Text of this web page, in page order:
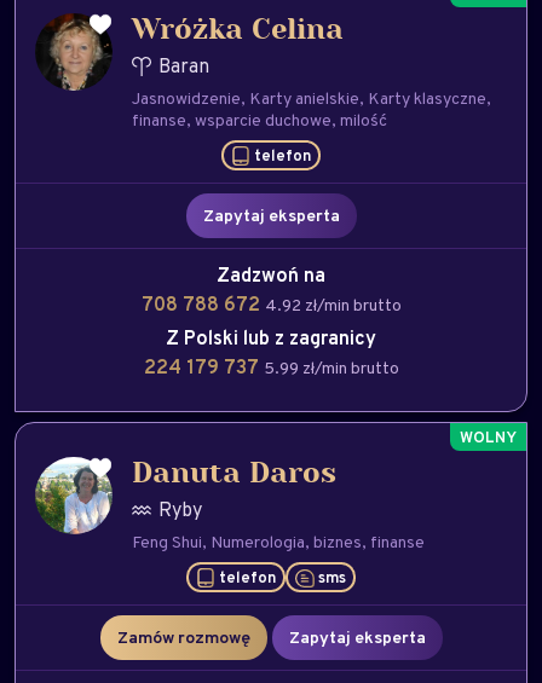
Wróżka Celina
Baran
Jasnowidzenie Karty anielskie Karty klasyczne
finanse wsparcie duchowe milość
telefon
Zapytaj eksperta
Zadzwoń na
708 788 672 4.92 zł/min brutto
Z Polski lub z zagranicy
224 179 737 5.99 zł/min brutto
Danuta Daros
Ryby
Feng Shui Numerologia biznes finanse
telefon sms
Zamów rozmowę Zapytaj eksperta